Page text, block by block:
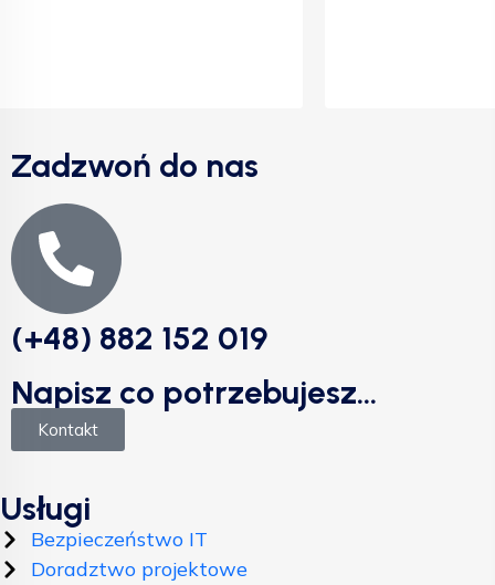
Zadzwoń do nas
(+48) 882 152 019
Napisz co potrzebujesz...
Kontakt
Usługi
Bezpieczeństwo IT
Doradztwo projektowe